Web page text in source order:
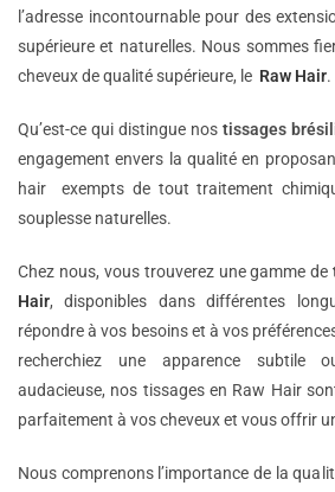
l’adresse incontournable pour des
supérieure et naturelles. Nous sommes
cheveux de qualité supérieure, le Raw Hair.
Qu’est-ce qui distingue nos tissages
engagement envers la qualité en
hair exempts de tout traitement
souplesse naturelles.
Chez nous, vous trouverez une gamme de
Hair, disponibles dans différentes
répondre à vos besoins et à vos
recherchiez une apparence subtile
audacieuse, nos tissages en Raw Hair
parfaitement à vos cheveux et vous offrir
Nous comprenons l’importance de la